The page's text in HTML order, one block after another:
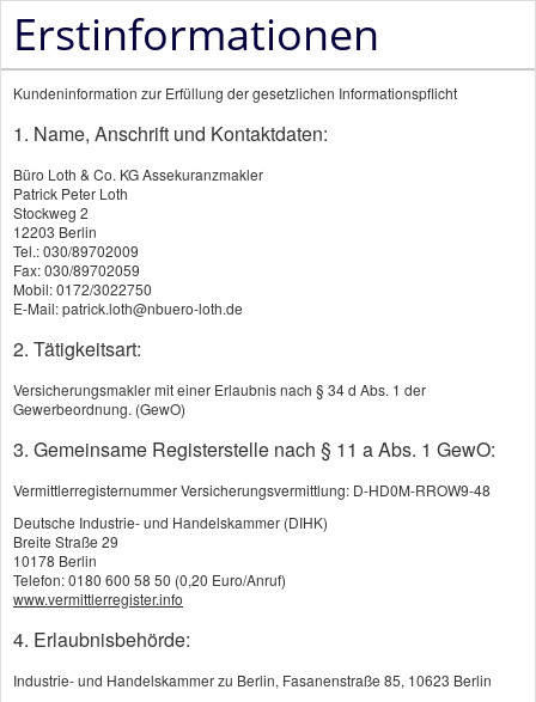
Sterbegeld
Die Sterbegeldversicherung zahlt
eine würdige Bestattung
Das Sterbegeld ist ersatzlos aus dem
Leistungskatalog der gesetzlichen Krankenkassen
gestrichen. Heute ist jeder selbst für seine
Bestattungsvorsorge verantwortlich. Wenn Sie sich
ein würdiges Begräbnis wünschen und Ihre
Angehörigen finanziell nicht mit den Kosten
belasten wollen, können sie eine
Erstinformationen
Kundeninformation zur Erfüllung der gesetzlichen Informationspflicht
1. Name, Anschrift und Kontaktdaten:
Büro Loth & Co. KG Assekuranzmakler
Patrick Peter Loth
Stockweg 2
12203 Berlin
Tel.: 030/89702009
Fax: 030/89702059
Mobil: 0172/3022750
E-Mail: patrick.loth@nbuero-loth.de
2. Tätigkeitsart:
Versicherungsmakler mit einer Erlaubnis nach § 34 d Abs. 1 der
Gewerbeordnung. (GewO)
3. Gemeinsame Registerstelle nach § 11 a Abs. 1 GewO:
Vermittlerregisternummer Versicherungsvermittlung: D-HD0M-RROW9-48
Deutsche Industrie- und Handelskammer (DIHK)
Breite Straße 29
10178 Berlin
Telefon: 0180 600 58 50 (0,20 Euro/Anruf)
www.vermittlerregister.info
4. Erlaubnisbehörde:
Industrie- und Handelskammer zu Berlin, Fasanenstraße 85, 10623 Berlin